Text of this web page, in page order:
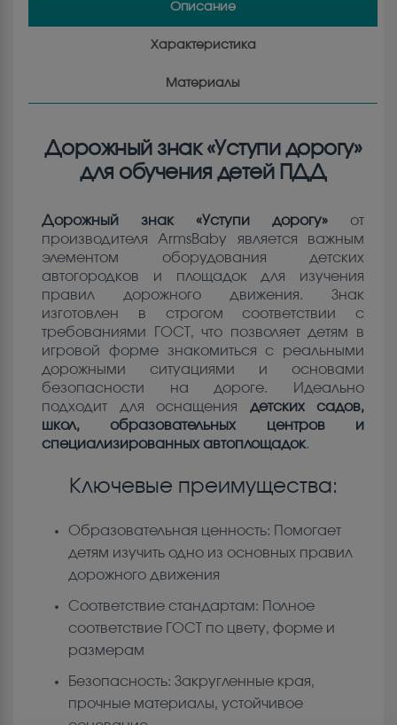
Описание
Характеристика
Материалы
Дорожный знак «Уступи дорогу»
для обучения детей ПДД
Дорожный знак «Уступи дорогу» от
производителя ArmsBaby является важным
элементом оборудования детских
автогородков и площадок для изучения
правил дорожного движения. Знак
изготовлен в строгом соответствии с
требованиями ГОСТ, что позволяет детям в
игровой форме знакомиться с реальными
дорожными ситуациями и основами
безопасности на дороге. Идеально
подходит для оснащения детских садов,
школ, образовательных центров и
специализированных автоплощадок.
Ключевые преимущества:
Образовательная ценность: Помогает
детям изучить одно из основных правил
дорожного движения
Соответствие стандартам: Полное
соответствие ГОСТ по цвету, форме и
размерам
Безопасность: Закругленные края,
прочные материалы, устойчивое